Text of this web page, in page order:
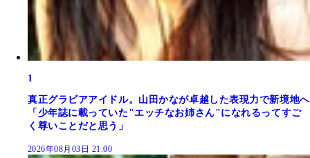
1
真正グラビアアイドル。山田かなが卓越した表現力で新境地へ
「少年誌に載っていた"エッチなお姉さん"になれるってすご
く尊いことだと思う」
2026年08月03日 21:00